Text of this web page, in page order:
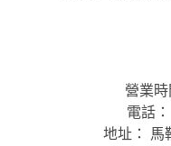
(旺
營業
電話
地址： 馬